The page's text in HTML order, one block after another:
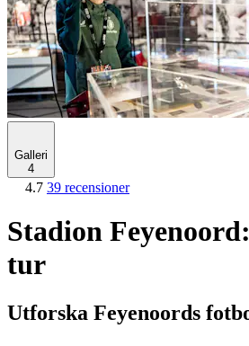
Galleri
4
4.7 39 recensioner
Stadion
tur
Utforska Feyenoords